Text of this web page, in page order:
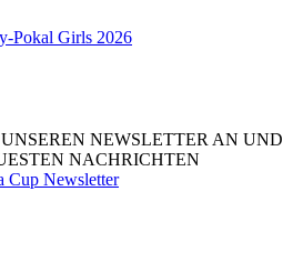
Pokal Girls 2026
NEWSLETTER AN UND
NACHRICHTEN
Cup Newsletter